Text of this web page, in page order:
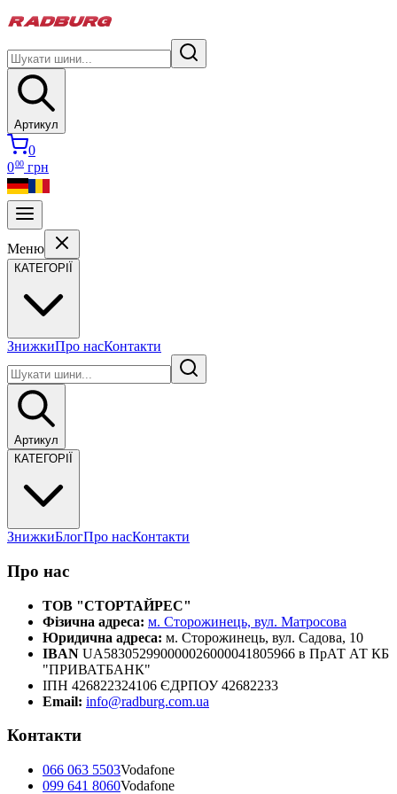
Артикул
0
000 грн
Меню
КАТЕГОРІЇ
ЗнижкиПро насКонтакти
Артикул
КАТЕГОРІЇ
ЗнижкиБлогПро насКонтакти
Про нас
ТОВ "СТОРТАЙРЕС"
Фізична адреса: м. Сторожинець, вул. Матросова
Юридична адреса: м. Сторожинець, вул. Садова, 10
IBAN UA583052990000026000041805966 в ПрАТ АТ КБ
"ПРИВАТБАНК"
ІПН 426822324106 ЄДРПОУ 42682233
Email: info@radburg.com.ua
Контакти
066 063 5503Vodafone
099 641 8060Vodafone